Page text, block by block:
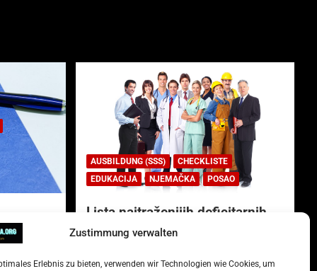
Zustimmung verwalten
Erlebnis zu bieten, verwenden wir Technologien wie Cookies, um
AUSBILDUNG (SSS)
CHECKLISTE
EDUKACIJA
NJEMAČKA POSAO
Lista najtraženijih deficitarnih
zanimanja u Njemačkoj.